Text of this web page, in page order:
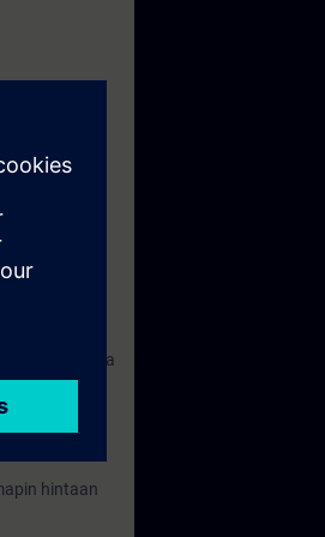
olisi samasta
hintaan